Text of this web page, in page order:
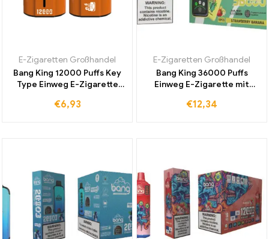
E-Zigaretten Großhandel
Bang King 12000 Puffs Key
Type Einweg E-Zigarette
Kirsch-Geschmack für
€6,93
E-Zigaretten Großhandel
Bang King 36000 Puffs
Einweg E-Zigarette mit
Spannungsregelung und
€12,34